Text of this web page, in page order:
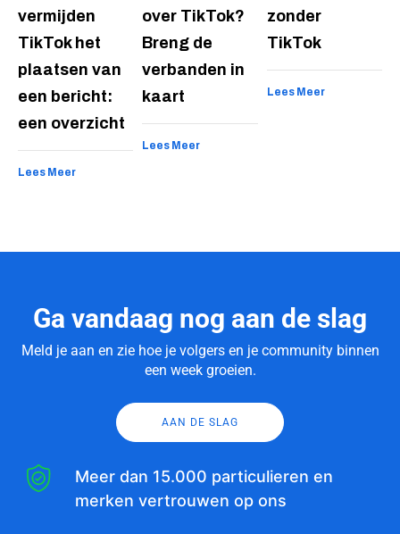
vermijden
TikTok het
plaatsen van
een bericht:
een overzicht
Lees Meer
over TikTok?
Breng de
verbanden in
kaart
Lees Meer
zonder
TikTok
Lees Meer
Ga vandaag nog aan de slag
Meld je aan en zie hoe je volgers en je community binnen
een week groeien.
AAN DE SLAG
Meer dan 15.000 particulieren en
merken vertrouwen op ons